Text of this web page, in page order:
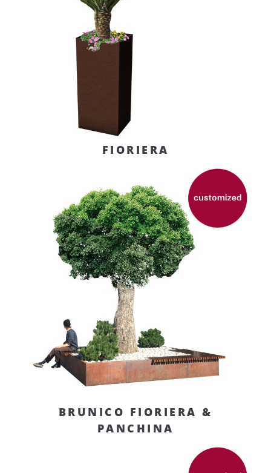
FIORIERA
BRUNICO FIORIERA &
PANCHINA